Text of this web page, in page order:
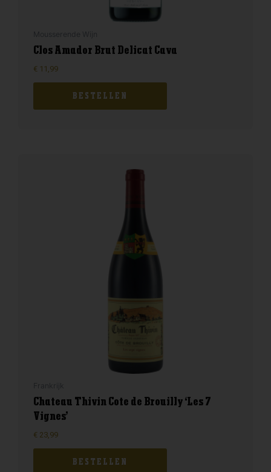
Clos Amador Brut Delicat Cava
€ 11,99
BESTELLEN
Chateau Thivin Cote de Brouilly ‘Les 7
Vignes’
€ 23,99
BESTELLEN